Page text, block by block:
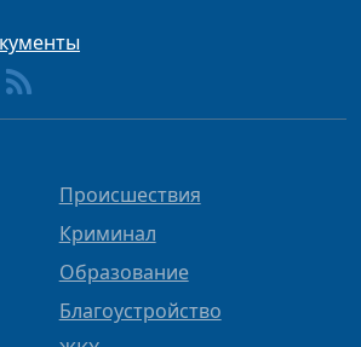
Происшествия
Криминал
Образование
Благоустройство